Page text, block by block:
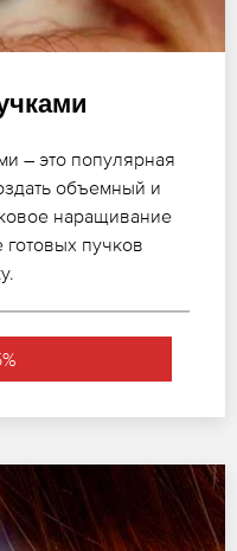
– это популярная
объемный и
наращивание
пучков